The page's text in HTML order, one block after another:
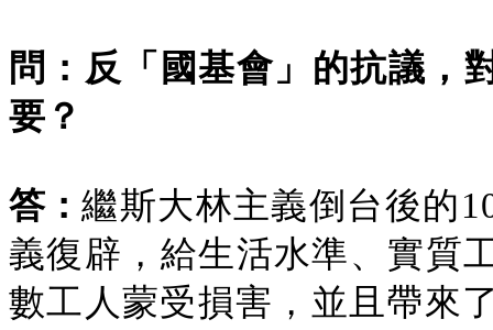
問：反「國基會」的抗議，
要？
答：繼斯大林主義倒台後的
義復辟，給生活水準、實質
數工人蒙受損害，並且帶來